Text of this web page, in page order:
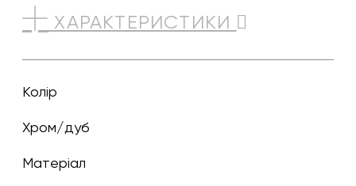
ХАРАКТЕРИСТИКИ
Колір
хром/дуб
Матеріал